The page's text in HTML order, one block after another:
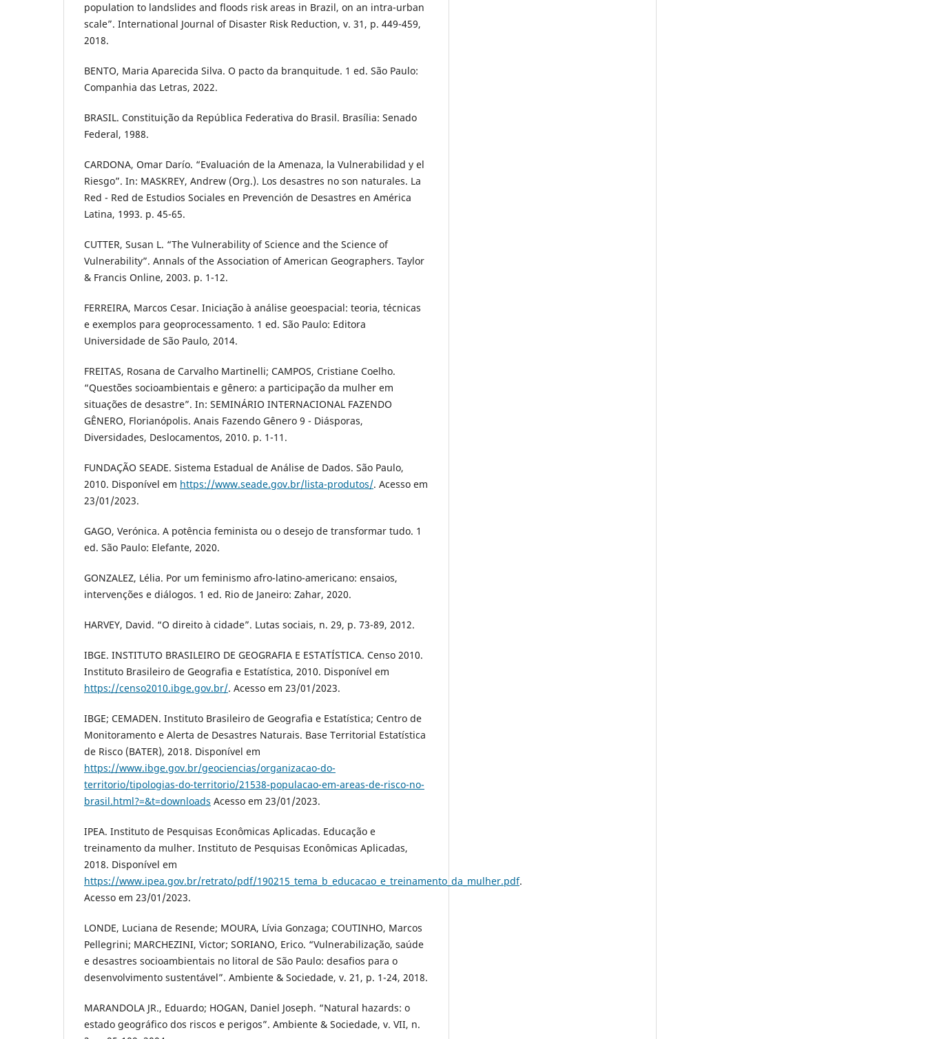
population to landslides and floods risk areas in Brazil, on an intra-urban
scale”. International Journal of Disaster Risk Reduction, v. 31, p. 449-459,
2018.
BENTO, Maria Aparecida Silva. O pacto da branquitude. 1 ed. São Paulo:
Companhia das Letras, 2022.
BRASIL. Constituição da República Federativa do Brasil. Brasília: Senado
Federal, 1988.
CARDONA, Omar Darío. “Evaluación de la Amenaza, la Vulnerabilidad y el
Riesgo”. In: MASKREY, Andrew (Org.). Los desastres no son naturales. La
Red - Red de Estudios Sociales en Prevención de Desastres en América
Latina, 1993. p. 45-65.
CUTTER, Susan L. “The Vulnerability of Science and the Science of
Vulnerability”. Annals of the Association of American Geographers. Taylor
& Francis Online, 2003. p. 1-12.
FERREIRA, Marcos Cesar. Iniciação à análise geoespacial: teoria, técnicas
e exemplos para geoprocessamento. 1 ed. São Paulo: Editora
Universidade de São Paulo, 2014.
FREITAS, Rosana de Carvalho Martinelli; CAMPOS, Cristiane Coelho.
“Questões socioambientais e gênero: a participação da mulher em
situações de desastre”. In: SEMINÁRIO INTERNACIONAL FAZENDO
GÊNERO, Florianópolis. Anais Fazendo Gênero 9 - Diásporas,
Diversidades, Deslocamentos, 2010. p. 1-11.
FUNDAÇÃO SEADE. Sistema Estadual de Análise de Dados. São Paulo,
2010. Disponível em https://www.seade.gov.br/lista-produtos/. Acesso em
23/01/2023.
GAGO, Verónica. A potência feminista ou o desejo de transformar tudo. 1
ed. São Paulo: Elefante, 2020.
GONZALEZ, Lélia. Por um feminismo afro-latino-americano: ensaios,
intervenções e diálogos. 1 ed. Rio de Janeiro: Zahar, 2020.
HARVEY, David. “O direito à cidade”. Lutas sociais, n. 29, p. 73-89, 2012.
IBGE. INSTITUTO BRASILEIRO DE GEOGRAFIA E ESTATÍSTICA. Censo 2010.
Instituto Brasileiro de Geografia e Estatística, 2010. Disponível em
https://censo2010.ibge.gov.br/. Acesso em 23/01/2023.
IBGE; CEMADEN. Instituto Brasileiro de Geografia e Estatística; Centro de
Monitoramento e Alerta de Desastres Naturais. Base Territorial Estatística
de Risco (BATER), 2018. Disponível em
https://www.ibge.gov.br/geociencias/organizacao-do-
territorio/tipologias-do-territorio/21538-populacao-em-areas-de-risco-no-
brasil.html?=&t=downloads Acesso em 23/01/2023.
IPEA. Instituto de Pesquisas Econômicas Aplicadas. Educação e
treinamento da mulher. Instituto de Pesquisas Econômicas Aplicadas,
2018. Disponível em
https://www.ipea.gov.br/retrato/pdf/190215_tema_b_educacao_e_treinamento_da_mulher.pdf.
Acesso em 23/01/2023.
LONDE, Luciana de Resende; MOURA, Lívia Gonzaga; COUTINHO, Marcos
Pellegrini; MARCHEZINI, Victor; SORIANO, Erico. “Vulnerabilização, saúde
e desastres socioambientais no litoral de São Paulo: desafios para o
desenvolvimento sustentável”. Ambiente & Sociedade, v. 21, p. 1-24, 2018.
MARANDOLA JR., Eduardo; HOGAN, Daniel Joseph. “Natural hazards: o
estado geográfico dos riscos e perigos”. Ambiente & Sociedade, v. VII, n.